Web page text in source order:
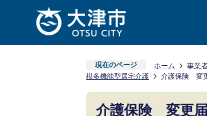
現在のページ ホーム 事業
模多機能型居宅介護
介護保険 変
介護保険 変更届